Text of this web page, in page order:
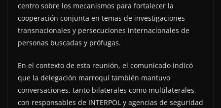
centro sobre los mecanismos para fortalecer la
cooperación conjunta en temas de investigaciones
transnacionales y persecuciones internacionales de
personas buscadas y prófugas.
En el contexto de esta reunión, el comunicado indicó
que la delegación marroquí también mantuvo
conversaciones, tanto bilaterales como multilaterales,
con responsables de INTERPOL y agencias de seguridad